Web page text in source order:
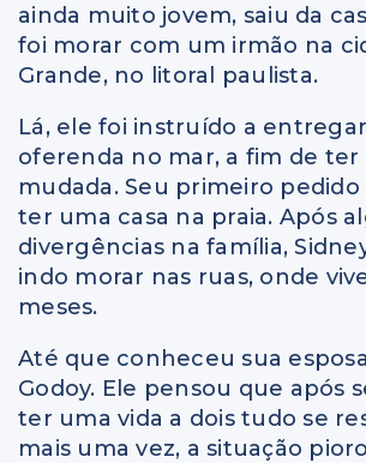
ainda muito jovem, saiu da
foi morar com um irmão na
Grande, no litoral paulista.
Lá, ele foi instruído a
oferenda no mar, a fim de ter
mudada. Seu primeiro pedido
ter uma casa na praia. Após
divergências na família,
indo morar nas ruas, onde
meses.
Até que conheceu sua
Godoy. Ele pensou que após
ter uma vida a dois tudo se
mais uma vez, a situação